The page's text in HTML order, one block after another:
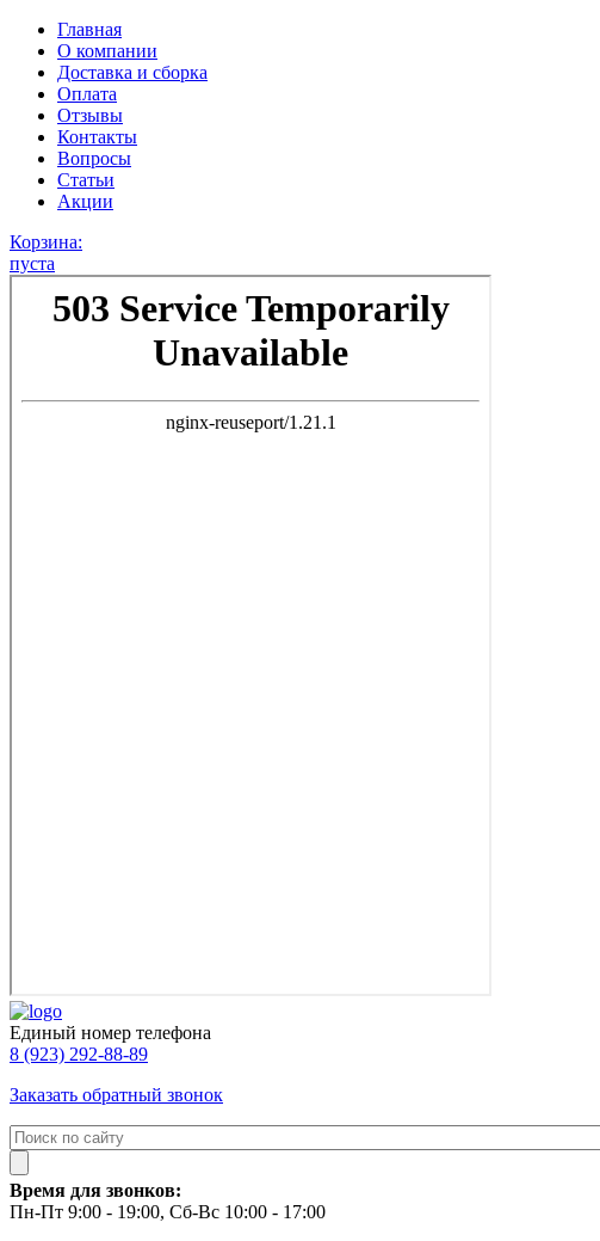
Главная
О компании
Доставка и сборка
Оплата
Отзывы
Контакты
Вопросы
Статьи
Акции
Корзина:
пуста
Единый номер телефона
8 (923) 292-88-89
Заказать обратный звонок
Время для звонков:
Пн-Пт 9:00 - 19:00, Сб-Вс 10:00 - 17:00